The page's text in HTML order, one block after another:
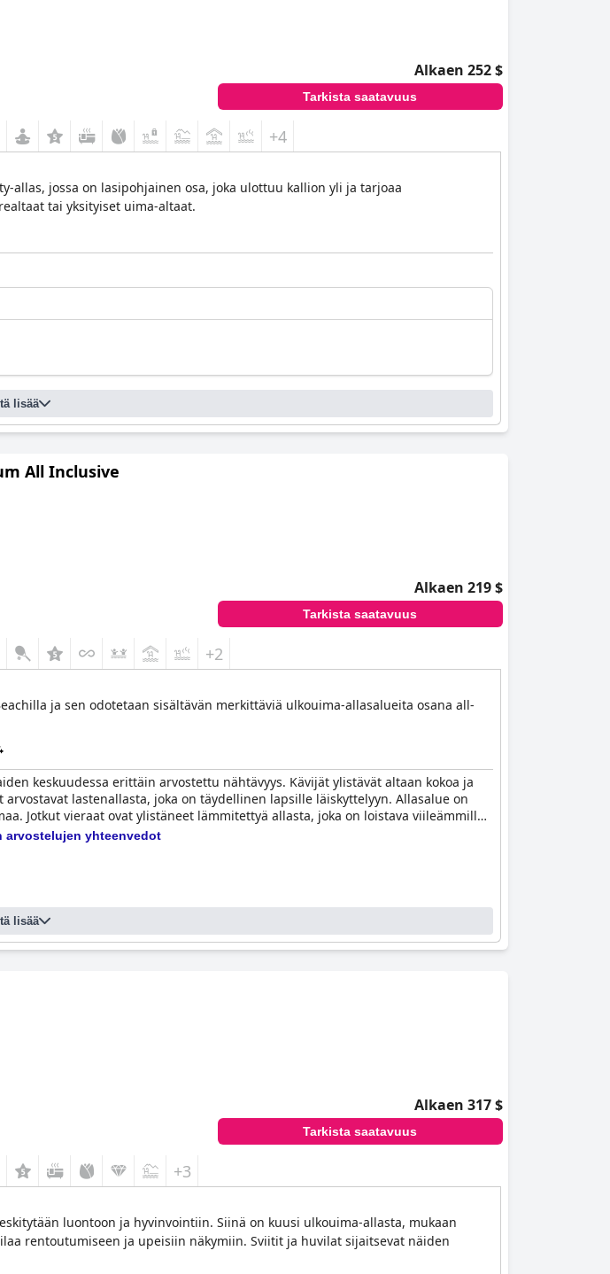
Alkaen 252 $
Tarkista saatavuus
+4
jossa on lasipohjainen osa, joka ulottuu kallion yli ja tarjoaa
tai yksityiset uima-altaat.
lisää
All Inclusive
Alkaen 219 $
Tarkista saatavuus
+2
ja sen odotetaan sisältävän merkittäviä ulkouima-allasalueita osana all-
keskuudessa erittäin arvostettu nähtävyys. Kävijät ylistävät altaan kokoa ja
lastenallasta, joka on täydellinen lapsille läiskyttelyyn. Allasalue on
Jotkut vieraat ovat ylistäneet lämmitettyä allasta, joka on loistava viileämmille
arvostelujen yhteenvedot
lisää
Alkaen 317 $
Tarkista saatavuus
+3
luontoon ja hyvinvointiin. Siinä on kuusi ulkouima-allasta, mukaan
rentoutumiseen ja upeisiin näkymiin. Sviitit ja huvilat sijaitsevat näiden